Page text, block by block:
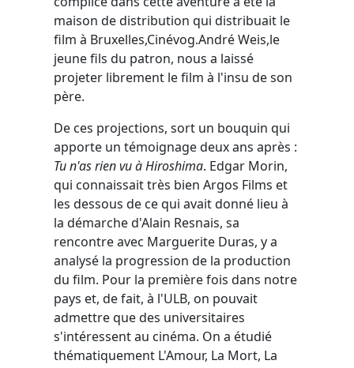
maison de distribution qui distribuait le
film à Bruxelles,Cinévog.André Weis,le
jeune fils du patron, nous a laissé
projeter librement le film à l'insu de son
père.
De ces projections, sort un bouquin qui
apporte un témoignage deux ans après :
Tu n'as rien vu à Hiroshima. Edgar Morin,
qui connaissait très bien Argos Films et
les dessous de ce qui avait donné lieu à
la démarche d'Alain Resnais, sa
rencontre avec Marguerite Duras, y a
analysé la progression de la production
du film. Pour la première fois dans notre
pays et, de fait, à l'ULB, on pouvait
admettre que des universitaires
s'intéressent au cinéma. On a étudié
thématiquement L'Amour, La Mort, La